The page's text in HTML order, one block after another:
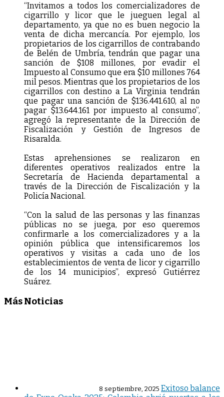
“Invitamos a todos los comercializadores de
cigarrillo y licor que le jueguen legal al
departamento, ya que no es buen negocio la
venta de dicha mercancía. Por ejemplo, los
propietarios de los cigarrillos de contrabando
de Belén de Umbría, tendrán que pagar una
sanción de $108 millones, por evadir el
Impuesto al Consumo que era $10 millones 764
mil pesos. Mientras que los propietarios de los
cigarrillos con destino a La Virginia tendrán
que pagar una sanción de $136.441.610, al no
pagar $13.644.161 por impuesto al consumo”,
agregó la representante de la Dirección de
Fiscalización y Gestión de Ingresos de
Risaralda.
Estas aprehensiones se realizaron en
diferentes operativos realizados entre la
Secretaría de Hacienda departamental a
través de la Dirección de Fiscalización y la
Policía Nacional.
“Con la salud de las personas y las finanzas
públicas no se juega, por eso queremos
confirmarle a los comercializadores y a la
opinión pública que intensificaremos los
operativos y visitas a cada uno de los
establecimientos de venta de licor y cigarrillo
de los 14 municipios”, expresó Gutiérrez
Suárez.
Más Noticias
8 septiembre, 2025 Exitoso balance